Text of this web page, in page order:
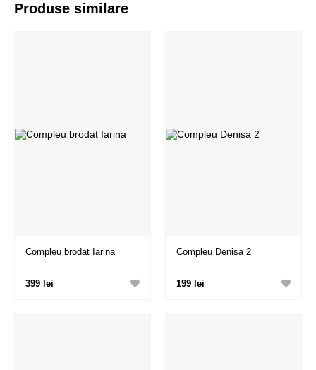
Produse similare
Compleu brodat Iarina
399 lei
Compleu Denisa 2
199 lei